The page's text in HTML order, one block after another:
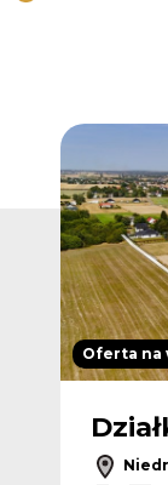
Dodaj do ulubionych
Oferta na